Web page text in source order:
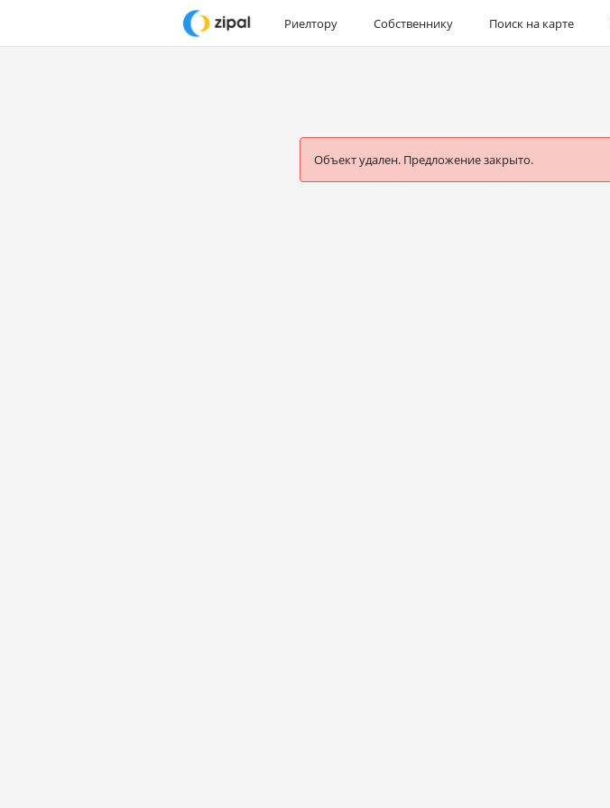
Риелтору Собственнику Поиск на карте
Объект удален. Предложение закрыто.